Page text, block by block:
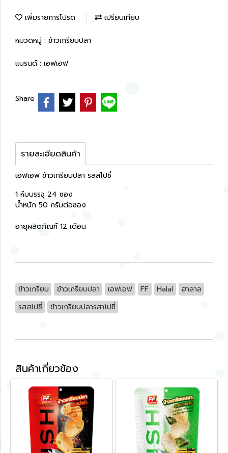
เพิ่มรายการโปรด เปรียบเทียบ
หมวดหมู่ : ข้าวเกรียบปลา
แบรนด์ : เอฟเอฟ
Share
รายละเอียดสินค้า
เอฟเอฟ ข้าวเกรียบปลา รสสไปซี่
1 หีบบรรจุ 24 ซอง
น้ำหนัก 50 กรัมต่อซอง
อายุผลิตภัณฑ์ 12 เดือน
ข้าวเกรียบ ข้าวเกรียบปลา เอฟเอฟ FF Halal
ฮาลาล
รสสไปซี่
ข้าวเกรียบปลารสาไปซี่
สินค้าเกี่ยวข้อง